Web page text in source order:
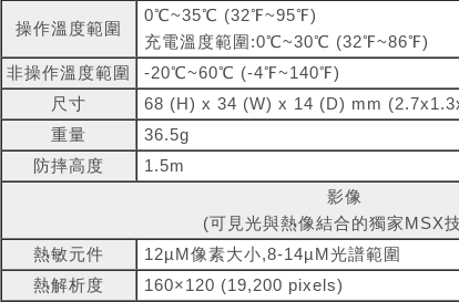
操作溫度範圍
0℃~35℃ (32℉~95℉)
充電溫度範圍:0℃~30℃ (32℉~86℉)
非操作溫度範圍
-20℃~60℃ (-4℉~140℉)
尺寸
68 (H) x 34 (W) x 14 (D) mm
重量
36.5g
防摔高度
1.5m
影像
(可見光與熱像結合的獨家MSX
熱敏元件
12µM像素大小,8-14µM光譜範圍
熱解析度
160×120 (19,200 pixels)